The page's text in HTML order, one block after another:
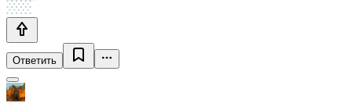
Ответить